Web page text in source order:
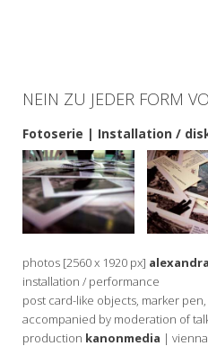
NEIN ZU JEDER FORM
Fotoserie | Installation /
photos [2560 x 1920 px]
installation / performance
post card-like objects, marker
accompanied by moderation of
production kanonmedia |